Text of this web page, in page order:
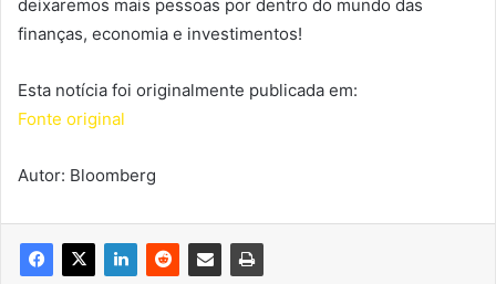
deixaremos mais pessoas por dentro do mundo das
finanças, economia e investimentos!
Esta notícia foi originalmente publicada em:
Fonte original
Autor: Bloomberg